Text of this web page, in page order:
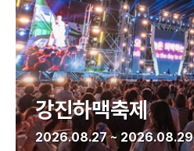
강진하맥축제
2026.08.27 ~ 2026.08.29